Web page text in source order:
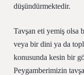
düşündürmektedir.
Tavşan eti yemiş olsa
veya bir dini ya da
konusunda kesin bir
Peygamberimizin